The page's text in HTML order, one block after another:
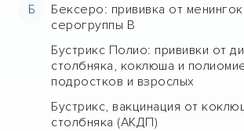
Б
Бексеро: прививка от
серогруппы B
Бустрикс Полио: прививки от
столбняка, коклюша и
подростков и взрослых
Бустрикс, вакцинация от
столбняка (АКДП)